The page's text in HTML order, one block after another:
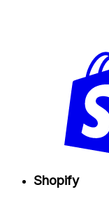
Shopify